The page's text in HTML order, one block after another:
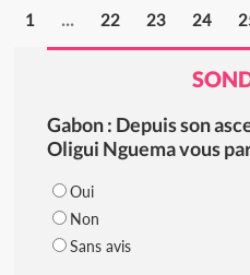
1 ... 22 23 24
Gabon : Depuis son
Oligui Nguema vous
Oui
Non
Sans avis